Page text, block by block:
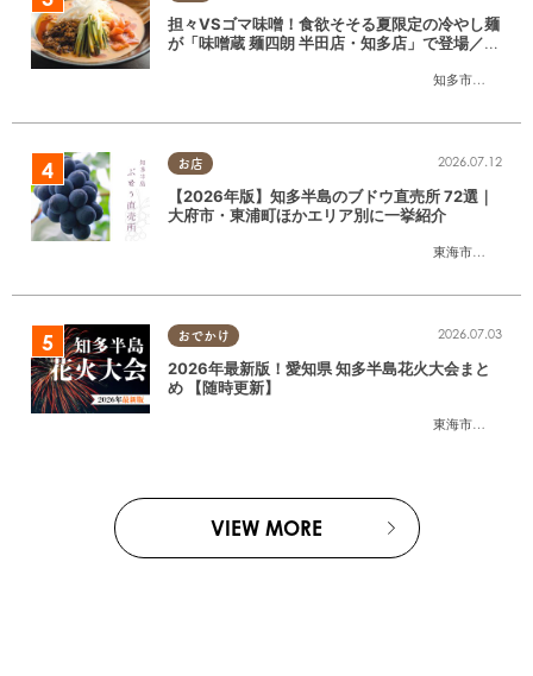
知多市
,半田市
担々VSゴマ味噌！食欲そそる夏限定の冷やし麺
が「味噌蔵 麺四朗 半田店・知多店」で登場／ち
お店
東海市
,大府市
2026.07.12
【2026年版】知多半島のブドウ直売所 72選｜
大府市・東浦町ほかエリア別に一挙紹介
おでかけ
東海市
,大府市
2026.07.03
2026年最新版！愛知県 知多半島花火大会まと
め 【随時更新】
VIEW MORE